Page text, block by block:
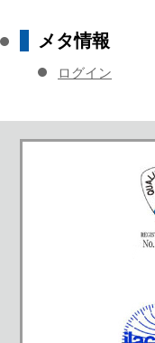
メタ情報
ログイン